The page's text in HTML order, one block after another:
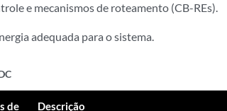
e mecanismos de roteamento (CB-REs).
adequada para o sistema.
de
Descrição